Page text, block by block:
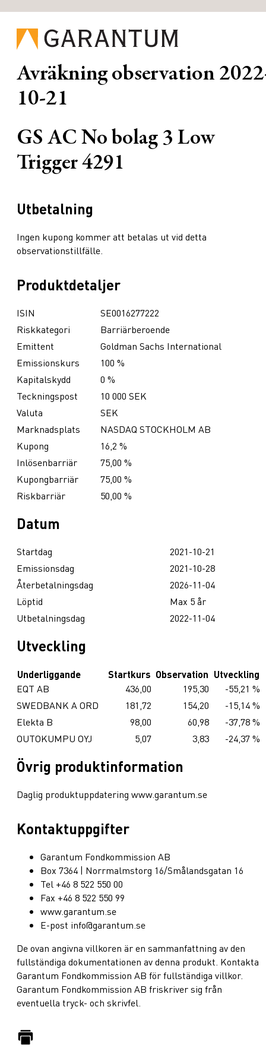
Avräkning observation
10-21
GS AC No bolag 3 Low
Trigger 4291
Utbetalning
Ingen kupong kommer att betalas ut vid detta
observationstillfälle.
Produktdetaljer
ISIN
SE0016277222
Riskkategori
Barriärberoende
Emittent
Goldman Sachs International
Emissionskurs
100 %
Kapitalskydd
0 %
Teckningspost
10 000 SEK
Valuta
SEK
Marknadsplats
NASDAQ STOCKHOLM AB
Kupong
16,2 %
Inlösenbarriär
75,00 %
Kupongbarriär
75,00 %
Riskbarriär
50,00 %
Datum
Startdag
2021-10-21
Emissionsdag
2021-10-28
Återbetalningsdag
2026-11-04
Löptid
Max 5 år
Utbetalningsdag
2022-11-04
Utveckling
Underliggande Startkurs Observation Utveckling
EQT AB
436,00 195,30
-55,21 %
SWEDBANK A ORD
181,72 154,20
-15,14 %
Elekta B
98,00 60,98
-37,78 %
OUTOKUMPU OYJ
5,07 3,83 -24,37 %
Övrig produktinformation
Daglig produktuppdatering www.garantum.se
Kontaktuppgifter
Garantum Fondkommission AB
Box 7364 | Norrmalmstorg 16/Smålandsgatan 16
Tel +46 8 522 550 00
Fax +46 8 522 550 99
www.garantum.se
E-post info@garantum.se
De ovan angivna villkoren är en sammanfattning av den
fullständiga dokumentationen av denna produkt. Kontakta
Garantum Fondkommission AB för fullständiga villkor.
Garantum Fondkommission AB friskriver sig från
eventuella tryck- och skrivfel.